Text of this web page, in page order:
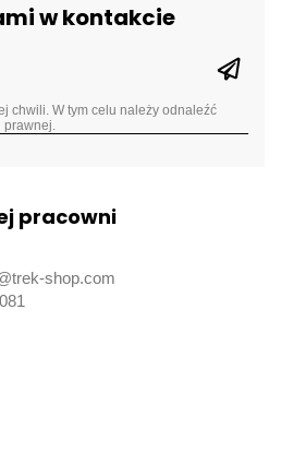
w kontakcie
chwili. W tym celu należy odnaleźć
prawnej.
pracowni
shop.com